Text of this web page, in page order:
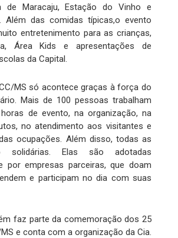
de Maracaju, Estação do Vinho e
Além das comidas típicas,o evento
entretenimento para as crianças,
Área Kids e apresentações de
da Capital.
MS só acontece graças à força do
Mais de 100 pessoas trabalham
de evento, na organização, na
no atendimento aos visitantes e
ocupações. Além disso, todas as
solidárias. Elas são adotadas
por empresas parceiras, que doam
e participam no dia com suas
faz parte da comemoração dos 25
e conta com a organização da Cia.